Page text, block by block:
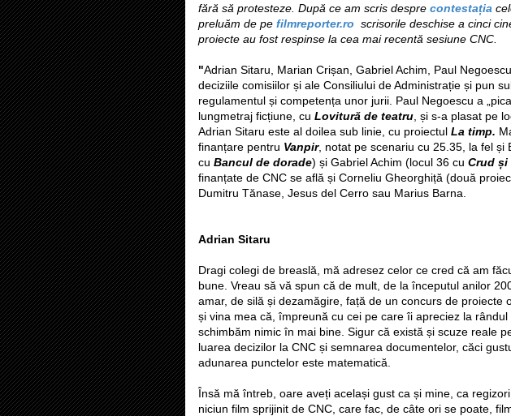
fără să protesteze. După ce am scris despre contestația
preluăm de pe filmreporter.ro scrisorile deschise a cinci
proiecte au fost respinse la cea mai recentă sesiune CNC.
"Adrian Sitaru, Marian Crișan, Gabriel Achim, Paul
deciziile comisiilor și ale Consiliului de Administrație și pun
regulamentul și competența unor jurii. Paul Negoescu a
lungmetraj ficțiune, cu Lovitură de teatru , și s-a plasat pe
Adrian Sitaru este al doilea sub linie, cu proiectul La timp.
finanțare pentru Vanpir, notat pe scenariu cu 25.35, la fel și
cu Bancul de dorade) și Gabriel Achim (locul 36 cu Crud și
finanțate de CNC se află și Corneliu Gheorghiță (două
Dumitru Tănase, Jesus del Cerro sau Marius Barna.
Adrian Sitaru
Dragi colegi de breaslă, mă adresez celor ce cred că am
bune. Vreau să vă spun că de mult, de la începutul anilor
amar, de silă și dezamăgire, față de un concurs de proiecte
și vina mea că, împreună cu cei pe care îi apreciez la
schimbăm nimic în mai bine. Sigur că există și scuze reale
luarea decizilor la CNC și semnarea documentelor, căci
adunarea punctelor este matematică.
Însă mă întreb, oare aveți același gust ca și mine, ca
niciun film sprijinit de CNC, care fac, de câte ori se poate,